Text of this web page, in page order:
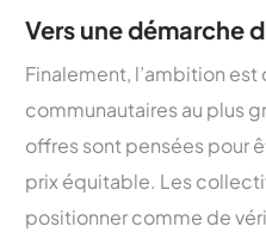
Vers une démarche
Finalement, l’ambition est
communautaires au plus
offres sont pensées pour
prix équitable. Les
positionner comme de